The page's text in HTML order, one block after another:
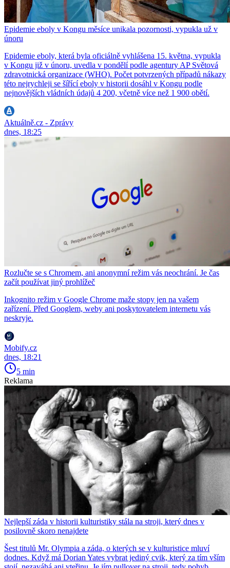
Epidemie eboly v Kongu měsíce unikala pozornosti, vypukla už v
únoru
Epidemie eboly, která byla oficiálně vyhlášena 15. května, vypukla
v Kongu již v únoru, uvedla v pondělí podle agentury AP Světová
zdravotnická organizace (WHO). Počet potvrzených případů nákazy
této nejrychleji se šířící eboly v historii dosáhl v Kongu podle
nejnovějších vládních údajů 4 200, včetně více než 1 900 obětí.
Aktuálně.cz - Zprávy
dnes, 18:25
Rozlučte se s Chromem, ani anonymní režim vás neochrání. Je čas
začít používat jiný prohlížeč
Inkognito režim v Google Chrome maže stopy jen na vašem
zařízení. Před Googlem, weby ani poskytovatelem internetu vás
neskryje.
Mobify.cz
dnes, 18:21
5 min
Reklama
Nejlepší záda v historii kulturistiky stála na stroji, který dnes v
posilovně skoro nenajdete
Šest titulů Mr. Olympia a záda, o kterých se v kulturistice mluví
dodnes. Když má Dorian Yates vybrat jediný cvik, který za tím vším